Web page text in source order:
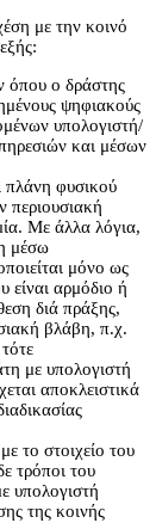
με την κοινό
όπου ο δράστης
ψηφιακούς
υπολογιστή/
και μέσων
πλάνη φυσικού
περιουσιακή
Με άλλα λόγια,
μέσω
μόνο ως
αρμόδιο ή
διά πράξης,
βλάβη, π.χ.
με υπολογιστή
αποκλειστικά
το στοιχείο του
τρόποι του
υπολογιστή
της κοινής